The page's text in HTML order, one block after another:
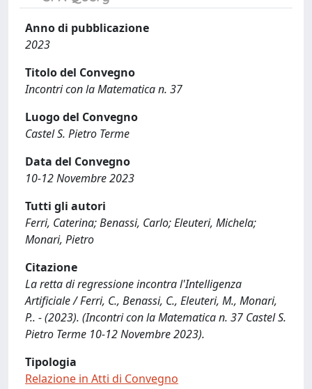
Anno di pubblicazione
2023
Titolo del Convegno
Incontri con la Matematica n. 37
Luogo del Convegno
Castel S. Pietro Terme
Data del Convegno
10-12 Novembre 2023
Tutti gli autori
Ferri, Caterina; Benassi, Carlo; Eleuteri, Michela;
Monari, Pietro
Citazione
La retta di regressione incontra l'Intelligenza
Artificiale / Ferri, C., Benassi, C., Eleuteri, M., Monari,
P.. - (2023). (Incontri con la Matematica n. 37 Castel S.
Pietro Terme 10-12 Novembre 2023).
Tipologia
Relazione in Atti di Convegno